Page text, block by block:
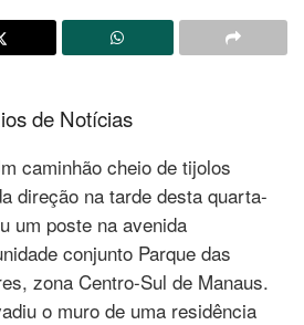
de Notícias
caminhão cheio de tijolos
direção na tarde desta quarta-
um poste na avenida
conjunto Parque das
zona Centro-Sul de Manaus.
o muro de uma residência